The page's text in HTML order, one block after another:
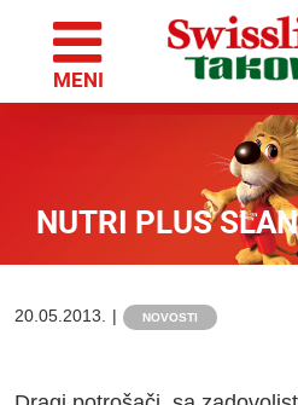
content
NUTRI PLUS
20.05.2013. | NOVOSTI